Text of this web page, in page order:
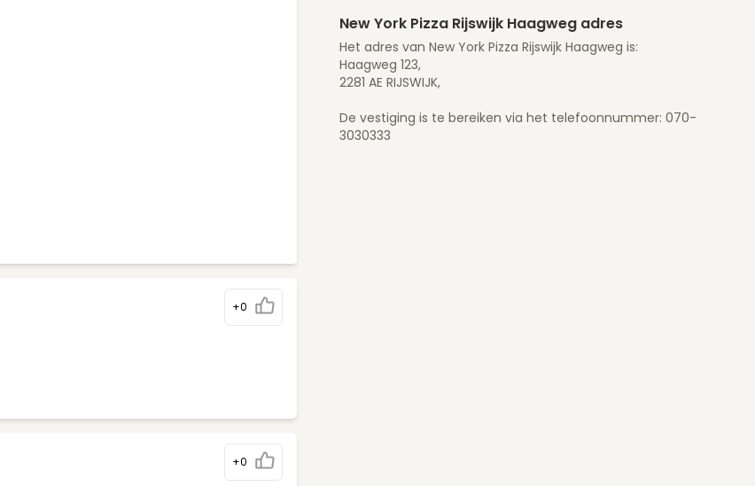
+0
+0
New York Pizza Rijswijk Haagweg adres
Het adres van New York Pizza Rijswijk Haagweg is:
Haagweg 123,
2281 AE RIJSWIJK,
De vestiging is te bereiken via het telefoonnummer: 070-
3030333